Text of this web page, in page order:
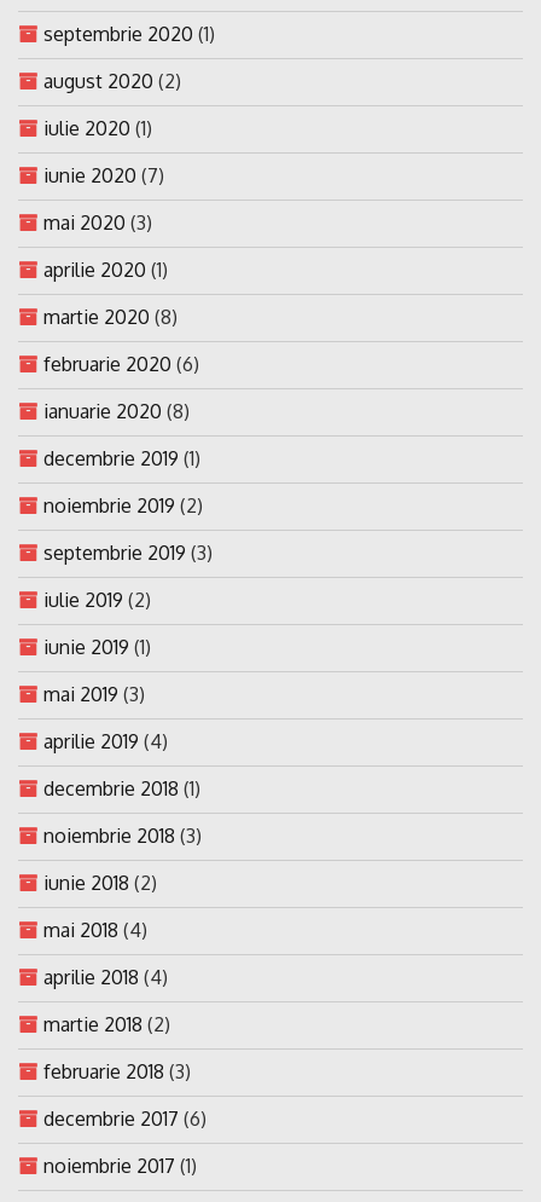
septembrie 2020 (1)
august 2020 (2)
iulie 2020 (1)
iunie 2020 (7)
mai 2020 (3)
aprilie 2020 (1)
martie 2020 (8)
februarie 2020 (6)
ianuarie 2020 (8)
decembrie 2019 (1)
noiembrie 2019 (2)
septembrie 2019 (3)
iulie 2019 (2)
iunie 2019 (1)
mai 2019 (3)
aprilie 2019 (4)
decembrie 2018 (1)
noiembrie 2018 (3)
iunie 2018 (2)
mai 2018 (4)
aprilie 2018 (4)
martie 2018 (2)
februarie 2018 (3)
decembrie 2017 (6)
noiembrie 2017 (1)